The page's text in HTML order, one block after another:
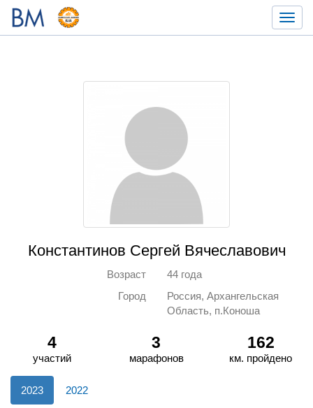
Константинов Сергей Вячеславович
Возраст
44 года
Город
Россия, Архангельская
Область, п.Коноша
4
участий
3
марафонов
162
км. пройдено
2023 2022